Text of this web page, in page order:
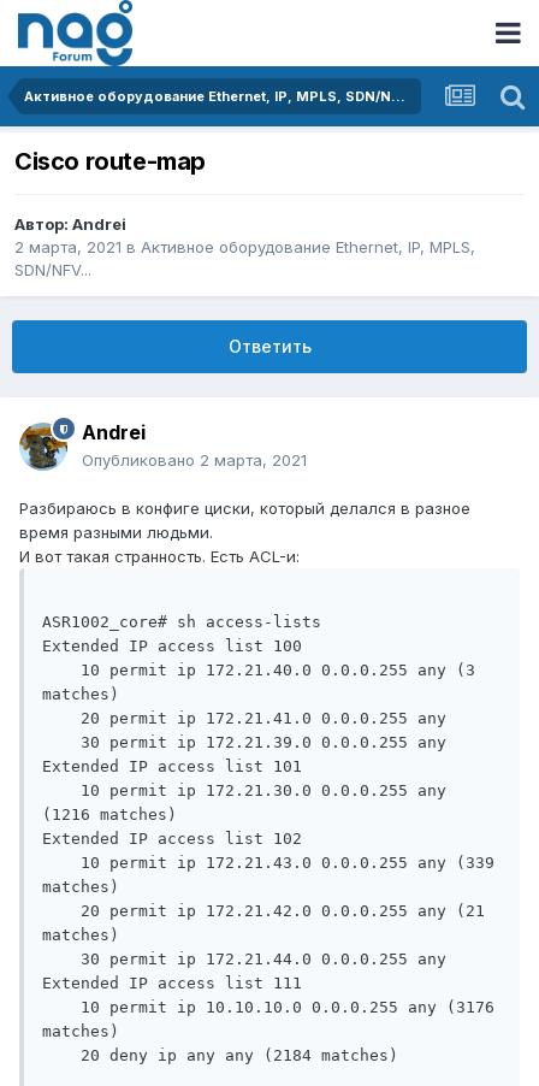
Активное оборудование Ethernet, IP, MPLS, SDN/NFV...
Cisco route-map
Автор: Andrei
2 марта, 2021 в Активное оборудование Ethernet, IP, MPLS,
SDN/NFV...
Ответить
Andrei
Опубликовано 2 марта, 2021
Разбираюсь в конфиге циски, который делался в разное
время разными людьми.
И вот такая странность. Есть ACL-и:
ASR1002_core# sh access-lists
Extended IP access list 100
10 permit ip 172.21.40.0 0.0.0.255 any (3
matches)
20 permit ip 172.21.41.0 0.0.0.255 any
30 permit ip 172.21.39.0 0.0.0.255 any
Extended IP access list 101
10 permit ip 172.21.30.0 0.0.0.255 any
(1216 matches)
Extended IP access list 102
10 permit ip 172.21.43.0 0.0.0.255 any (339
matches)
20 permit ip 172.21.42.0 0.0.0.255 any (21
matches)
30 permit ip 172.21.44.0 0.0.0.255 any
Extended IP access list 111
10 permit ip 10.10.10.0 0.0.0.255 any (3176
matches)
20 deny ip any any (2184 matches)